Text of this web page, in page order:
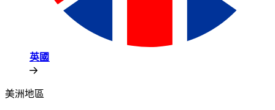
英國​​
美洲地區​​